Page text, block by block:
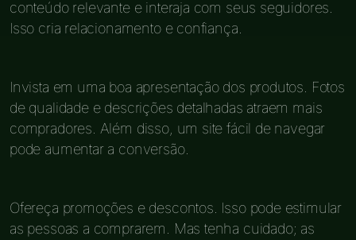
conteúdo relevante e interaja com seus seguidores.
Isso cria relacionamento e confiança.
Invista em uma boa apresentação dos produtos. Fotos
de qualidade e descrições detalhadas atraem mais
compradores. Além disso, um site fácil de navegar
pode aumentar a conversão.
Ofereça promoções e descontos. Isso pode estimular
as pessoas a comprarem. Mas tenha cuidado; as